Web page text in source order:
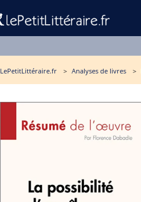
LePetitLittéraire.fr Analyses de livres